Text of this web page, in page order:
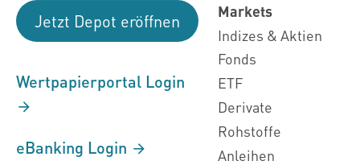
Jetzt Depot eröffnen
Wertpapierportal Login
eBanking Login
Markets
Indizes & Aktien
Fonds
ETF
Derivate
Rohstoffe
Anleihen